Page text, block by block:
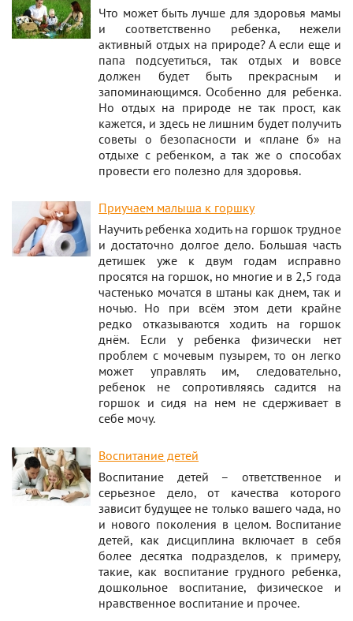
Что может быть лучше для здоровья мамы
и соответственно ребенка, нежели
активный отдых на природе? А если еще и
папа подсуетиться, так отдых и вовсе
должен будет быть прекрасным и
запоминающимся. Особенно для ребенка.
Но отдых на природе не так прост, как
кажется, и здесь не лишним будет получить
советы о безопасности и «плане б» на
отдыхе с ребенком, а так же о способах
провести его полезно для здоровья.
Приучаем малыша к горшку
Научить ребенка ходить на горшок трудное
и достаточно долгое дело. Большая часть
детишек уже к двум годам исправно
просятся на горшок, но многие и в 2,5 года
частенько мочатся в штаны как днем, так и
ночью. Но при всём этом дети крайне
редко отказываются ходить на горшок
днём. Если у ребенка физически нет
проблем с мочевым пузырем, то он легко
может управлять им, следовательно,
ребенок не сопротивляясь садится на
горшок и сидя на нем не сдерживает в
себе мочу.
Воспитание детей
Воспитание детей – ответственное и
серьезное дело, от качества которого
зависит будущее не только вашего чада, но
и нового поколения в целом. Воспитание
детей, как дисциплина включает в себя
более десятка подразделов, к примеру,
такие, как воспитание грудного ребенка,
дошкольное воспитание, физическое и
нравственное воспитание и прочее.